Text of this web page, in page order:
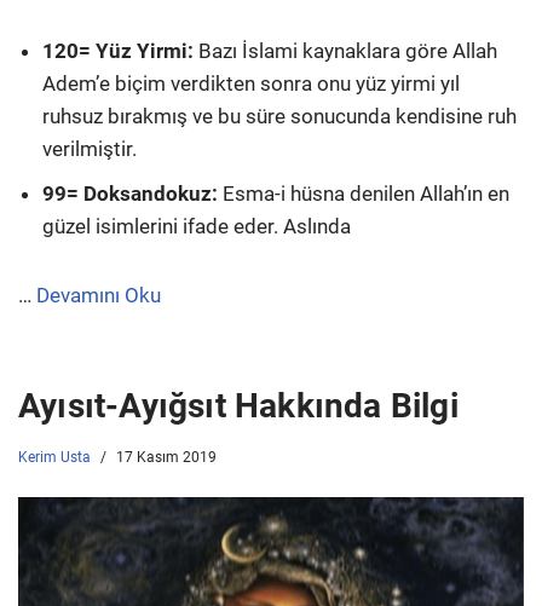
120= Yüz Yirmi: Bazı İslami kaynaklara göre Allah
Adem’e biçim verdikten sonra onu yüz yirmi yıl
ruhsuz bırakmış ve bu süre sonucunda kendisine ruh
verilmiştir.
99= Doksandokuz: Esma-i hüsna denilen Allah’ın en
güzel isimlerini ifade eder. Aslında
… Devamını Oku
Ayısıt-Ayığsıt Hakkında Bilgi
Kerim Usta 17 Kasım 2019